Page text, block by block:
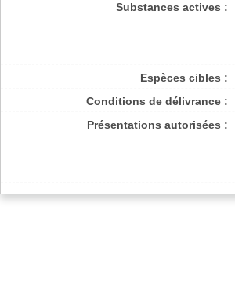
Substances actives :
Espèces cibles :
Conditions de délivrance :
Présentations autorisées :